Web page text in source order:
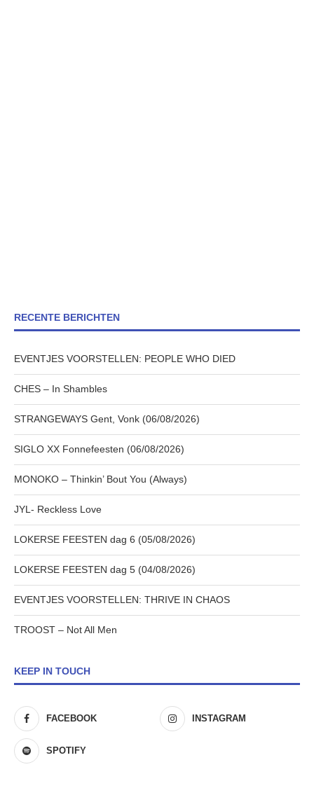
RECENTE BERICHTEN
EVENTJES VOORSTELLEN: PEOPLE WHO DIED
CHES – In Shambles
STRANGEWAYS Gent, Vonk (06/08/2026)
SIGLO XX Fonnefeesten (06/08/2026)
MONOKO – Thinkin’ Bout You (Always)
JYL- Reckless Love
LOKERSE FEESTEN dag 6 (05/08/2026)
LOKERSE FEESTEN dag 5 (04/08/2026)
EVENTJES VOORSTELLEN: THRIVE IN CHAOS
TROOST – Not All Men
KEEP IN TOUCH
FACEBOOK INSTAGRAM
SPOTIFY